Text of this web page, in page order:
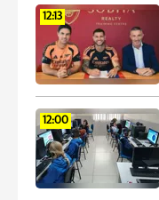
12:13
12:00